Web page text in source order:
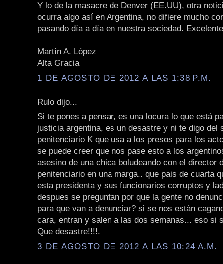
Y lo de la masacre de Denver (EE.UU), otra
ocurra algo así en Argentina, no difiere mucho
pasando día a día en nuestra sociedad.
Martín A. López
Alta Gracia
1 DE AGOSTO DE 2012 A LAS 1:38 P.M.
Rulo dijo...
Si te pones a pensar, es una locura lo que está
justicia argentina, es un desastre y ni te digo del
penitenciario K que usa a los presos para los
se puede creer que nos pase esto a los
asesino de una chica boludeando con el director
penitenciario en una marga.. que pais de cuarta
esta presidenta y sus funcionarios corruptos y
despues se preguntan por que la gente no
para que van a denunciar? si se nos están
cara, entran y salen a las dos semanas... eso si
Que desastre!!!!.
3 DE AGOSTO DE 2012 A LAS 10:24 A.M.